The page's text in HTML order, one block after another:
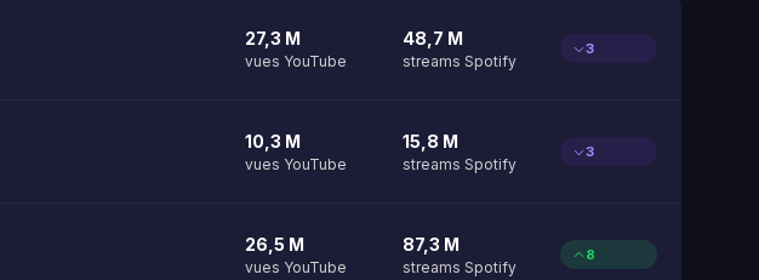
27,3 M
vues YouTube
48,7 M
streams Spotify
3
10,3 M
vues YouTube
15,8 M
streams Spotify
3
26,5 M
vues YouTube
87,3 M
streams Spotify
8